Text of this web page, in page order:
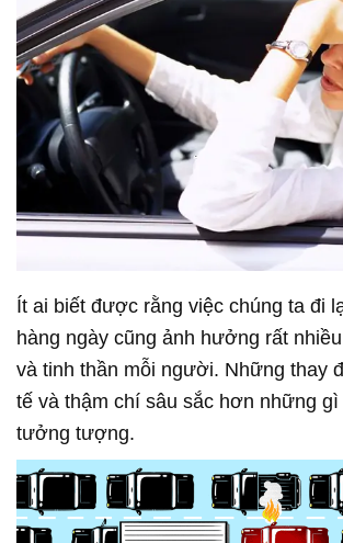
Ít ai biết được rằng việc chúng ta đi
hàng ngày cũng ảnh hưởng rất
và tinh thần mỗi người. Những thay
tế và thậm chí sâu sắc hơn những gì
tưởng tượng.